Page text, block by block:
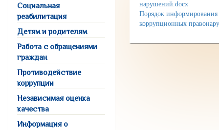
Социальная
реабилитация
Детям и родителям
Работа с обращениями
граждан
Противодействие
коррупции
Независимая оценка
качества
Информация о
нарушений.docx
Порядок информирования
коррупционных